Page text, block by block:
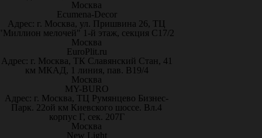
Москва
Ecumena-Decor
Адрес: г. Москва, ул. Пришвина 26, ТЦ
мелочей" 1-й этаж, секция С17/2
Москва
EuroPlit.ru
Адрес: г. Москва, ТК Славянский Стан, 41
км МКАД, 1 линия, пав. В19/4
Москва
MY-BURO
Адрес: г. Москва, ТЦ Румянцево Бизнес-
Парк. 22ой км Киевского шоссе. Вл.4
корпус Г, сек. 207Г
Москва
New Light